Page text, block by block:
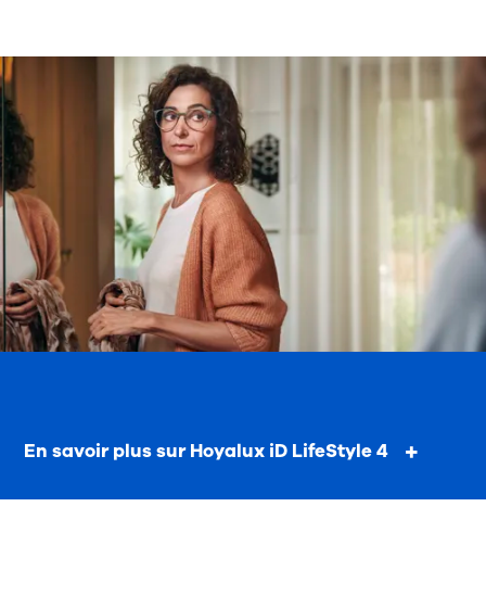
En savoir plus sur Hoyalux iD LifeStyle 4